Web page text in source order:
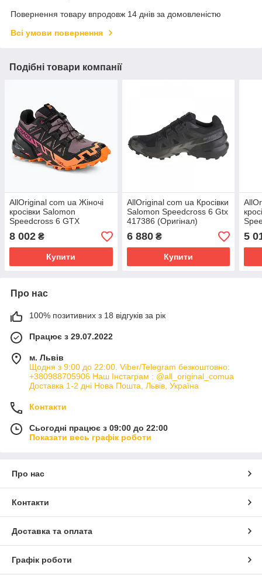
Повернення товару впродовж 14 днів за домовленістю
Всі умови повернення
Подібні товари компанії
AllOriginal com ua Жіночі
кросівки Salomon
Speedcross 6 GTX
mnscap/black/bpa
РОЗМІРИ ЗАПИТУЙТЕ
8 002 ₴
Купити
AllOriginal com ua Кросівки
Salomon Speedcross 6 Gtx
417386 (Оригінал)
РОЗМІРИ ЗАПИТУЙТЕ
6 880₴
Купити
5
Про нас
100% позитивних з 18 відгуків за рік
Працює з 29.07.2022
м. Львів
Щодня з 9:00 до 22:00. Viber/Telegram безкоштовно:
+380988705906 Наш Інстаграм : @all_original_comua
Доставка 1-2 дні Нова Пошта, Львів, Україна
Контакти
Сьогодні працює з 09:00 до 22:00
Показати весь графік роботи
Про нас
Контакти
Доставка та оплата
Графік роботи